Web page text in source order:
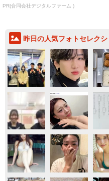
PR(合同会社デジタルファーム )
昨日の人気フォトセレク